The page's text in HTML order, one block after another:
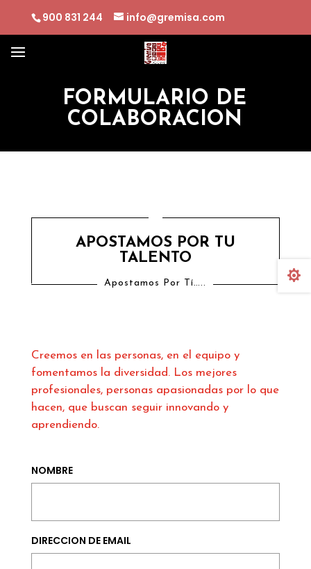
900 831 244 info@gremisa.com
FORMULARIO DE
COLABORACION
APOSTAMOS POR TU
TALENTO
Apostamos Por Tí…..
Creemos en las personas, en el equipo y
fomentamos la diversidad. Los mejores
profesionales, personas apasionadas por lo que
hacen, que buscan seguir innovando y
aprendiendo.
NOMBRE
DIRECCION DE EMAIL
